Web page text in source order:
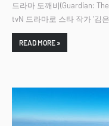
드라마 도깨비(Guardian:
tvN 드라마로 스타 작가 '김
READ MORE »